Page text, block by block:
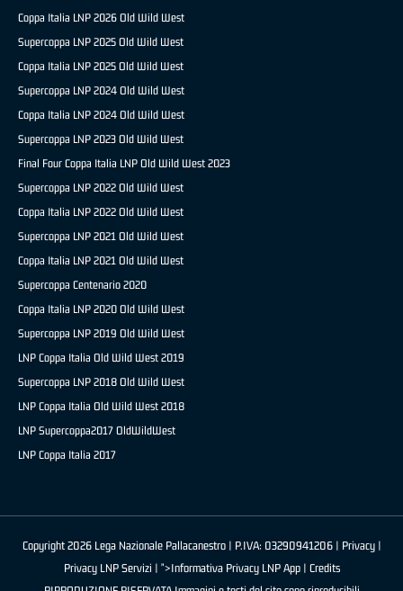
Coppa Italia LNP 2026 Old Wild West
Supercoppa LNP 2025 Old Wild West
Coppa Italia LNP 2025 Old Wild West
Supercoppa LNP 2024 Old Wild West
Coppa Italia LNP 2024 Old Wild West
Supercoppa LNP 2023 Old Wild West
Final Four Coppa Italia LNP Old Wild West 2023
Supercoppa LNP 2022 Old Wild West
Coppa Italia LNP 2022 Old Wild West
Supercoppa LNP 2021 Old Wild West
Coppa Italia LNP 2021 Old Wild West
Supercoppa Centenario 2020
Coppa Italia LNP 2020 Old Wild West
Supercoppa LNP 2019 Old Wild West
LNP Coppa Italia Old Wild West 2019
Supercoppa LNP 2018 Old Wild West
LNP Coppa Italia Old Wild West 2018
LNP Supercoppa2017 OldWildWest
LNP Coppa Italia 2017
Copyright 2026 Lega Nazionale Pallacanestro | P.IVA: 03290941206 | Privacy|
Privacy LNP Servizi | ">Informativa Privacy LNP App | Credits